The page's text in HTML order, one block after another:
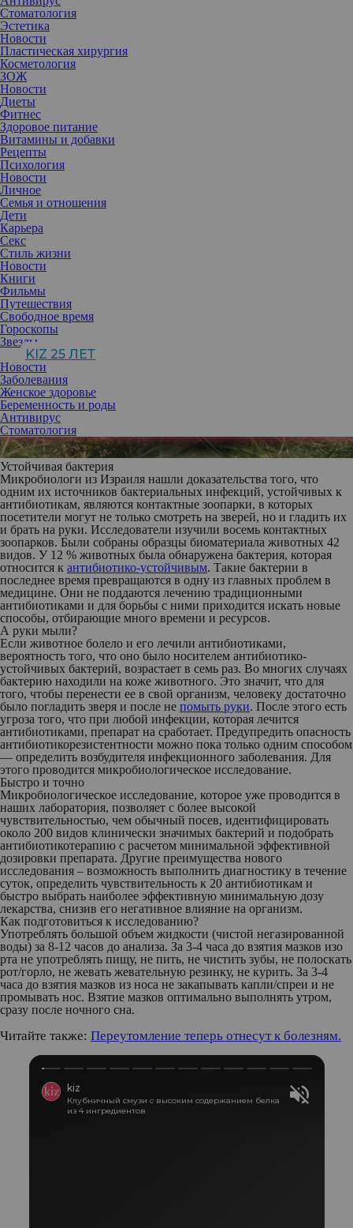
Стоматология
Эстетика
Новости
Пластическая хирургия
Косметология
ЗОЖ
Новости
Диеты
Фитнес
Здоровое питание
Витамины и добавки
Рецепты
Психология
Новости
Личное
Семья и отношения
Дети
Карьера
Секс
Стиль жизни
Новости
Книги
Фильмы
Путешествия
Свободное время
Гороскопы
Звезды
KIZ 25 ЛЕТ
Новости
Заболевания
Женское здоровье
Беременность и роды
Антивирус
Стоматология
Устойчивая бактерия
Микробиологи из Израиля нашли доказательства того, что
одним их источников бактериальных инфекций, устойчивых к
антибиотикам, являются контактные зоопарки, в которых
посетители могут не только смотреть на зверей, но и гладить их
и брать на руки. Исследователи изучили восемь контактных
зоопарков. Были собраны образцы биоматериала животных 42
видов. У 12 % животных была обнаружена бактерия, которая
относится к антибиотико-устойчивым. Такие бактерии в
последнее время превращаются в одну из главных проблем в
медицине. Они не поддаются лечению традиционными
антибиотиками и для борьбы с ними приходится искать новые
способы, отбирающие много времени и ресурсов.
А руки мыли?
Если животное болело и его лечили антибиотиками,
вероятность того, что оно было носителем антибиотико-
устойчивых бактерий, возрастает в семь раз. Во многих случаях
бактерию находили на коже животного. Это значит, что для
того, чтобы перенести ее в свой организм, человеку достаточно
было погладить зверя и после не помыть руки. После этого есть
угроза того, что при любой инфекции, которая лечится
антибиотиками, препарат на сработает. Предупредить опасность
антибиотикорезистентности можно пока только одним способом
— определить возбудителя инфекционного заболевания. Для
этого проводится микробиологическое исследование.
Быстро и точно
Микробиологическое исследование, которое уже проводится в
наших лаборатория, позволяет с более высокой
чувствительностью, чем обычный посев, идентифицировать
около 200 видов клинически значимых бактерий и подобрать
антибиотикотерапию с расчетом минимальной эффективной
дозировки препарата. Другие преимущества нового
исследования – возможность выполнить диагностику в течение
суток, определить чувствительность к 20 антибиотикам и
быстро выбрать наиболее эффективную минимальную дозу
лекарства, снизив его негативное влияние на организм.
Как подготовиться к исследованию?
Употреблять большой объем жидкости (чистой негазированной
воды) за 8-12 часов до анализа. За 3-4 часа до взятия мазков изо
рта не употреблять пищу, не пить, не чистить зубы, не полоскать
рот/горло, не жевать жевательную резинку, не курить. За 3-4
часа до взятия мазков из носа не закапывать капли/спреи и не
промывать нос. Взятие мазков оптимально выполнять утром,
сразу после ночного сна.
Читайте также: Переутомление теперь отнесут к болезням.